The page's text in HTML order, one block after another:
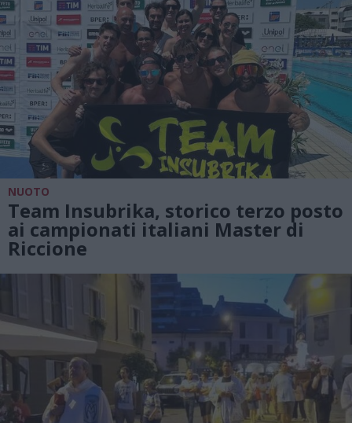
NUOTO
Team Insubrika, storico terzo posto
ai campionati italiani Master di
Riccione